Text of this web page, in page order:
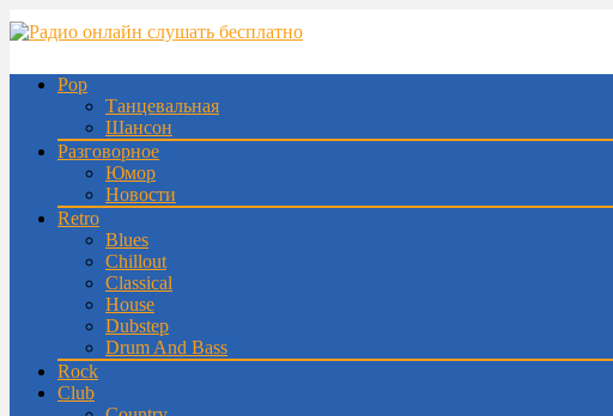
Pop
Танцевальная
Шансон
Разговорное
Юмор
Новости
Retro
Blues
Chillout
Classical
House
Dubstep
Drum And Bass
Rock
Club